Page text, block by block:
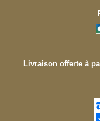
Livraison offerte à